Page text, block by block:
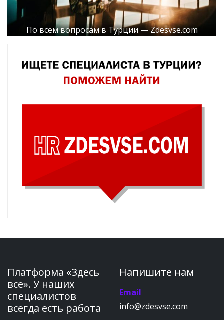
По всем вопросам в Турции — Zdesvse.com
Платформа «Здесь
все». У наших
специалистов
всегда есть работа
Напишите нам
Email
info@zdesvse.com